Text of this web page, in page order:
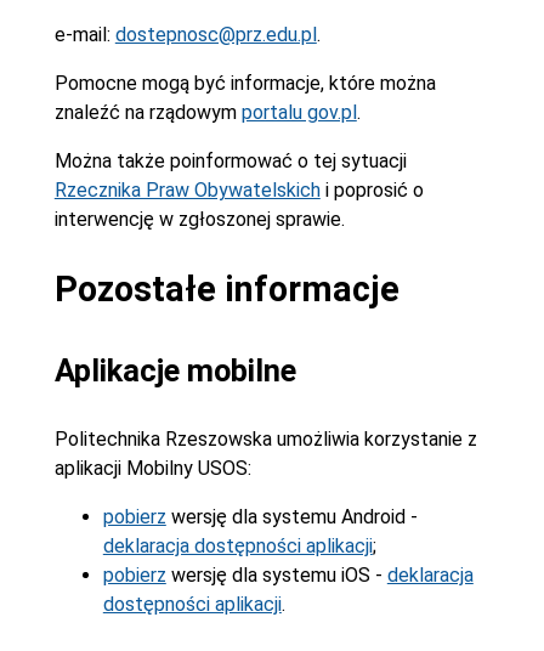
e-mail: dostepnosc@prz.edu.pl .
Pomocne mogą być informacje, które można
znaleźć na rządowym portalu gov.pl .
Można także poinformować o tej sytuacji
Rzecznika Praw Obywatelskichi poprosić o
interwencję w zgłoszonej sprawie.
Pozostałe informacje
Aplikacje mobilne
Politechnika Rzeszowska umożliwia korzystanie z
aplikacji Mobilny USOS:
pobierz wersję dla systemu Android -
deklaracja dostępności aplikacji;
pobierz wersję dla systemu iOS - deklaracja
dostępności aplikacji.